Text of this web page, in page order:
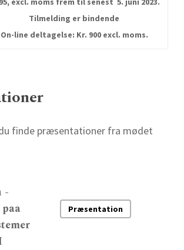
Tilmelding er bindende
On-line deltagelse: Kr. 900 excl. moms.
finde præsentationer fra mødet
-
Præsentation